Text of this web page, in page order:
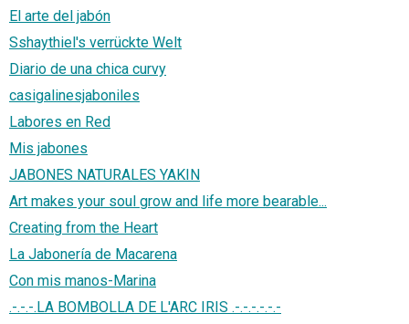
El arte del jabón
Sshaythiel's verrückte Welt
Diario de una chica curvy
casigalinesjaboniles
Labores en Red
Mis jabones
JABONES NATURALES YAKIN
Art makes your soul grow and life more bearable...
Creating from the Heart
La Jabonería de Macarena
Con mis manos-Marina
.-.-.-.LA BOMBOLLA DE L'ARC IRIS .-.-.-.-.-.-